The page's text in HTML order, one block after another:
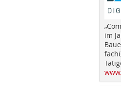
im